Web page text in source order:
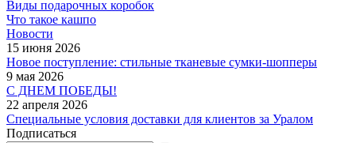
Виды подарочных коробок
Что такое кашпо
Новости
15 июня 2026
Новое поступление: стильные тканевые сумки-шопперы
9 мая 2026
С ДНЕМ ПОБЕДЫ!
22 апреля 2026
Специальные условия доставки для клиентов за Уралом
Подписаться